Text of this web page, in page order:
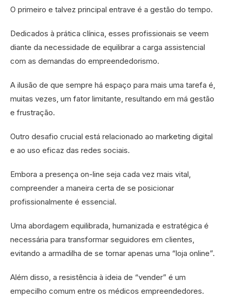
O primeiro e talvez principal entrave é a gestão do tempo.
Dedicados à prática clínica, esses profissionais se veem
diante da necessidade de equilibrar a carga assistencial
com as demandas do empreendedorismo.
A ilusão de que sempre há espaço para mais uma tarefa é,
muitas vezes, um fator limitante, resultando em má gestão
e frustração.
Outro desafio crucial está relacionado ao marketing digital
e ao uso eficaz das redes sociais.
Embora a presença on-line seja cada vez mais vital,
compreender a maneira certa de se posicionar
profissionalmente é essencial.
Uma abordagem equilibrada, humanizada e estratégica é
necessária para transformar seguidores em clientes,
evitando a armadilha de se tornar apenas uma “loja online”.
Além disso, a resistência à ideia de “vender” é um
empecilho comum entre os médicos empreendedores.